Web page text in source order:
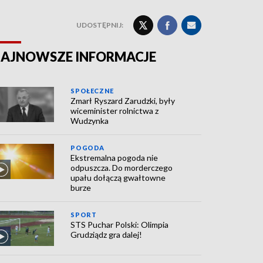
UDOSTĘPNIJ:
INFORMACJE
SPOŁECZNE
Zmarł Ryszard Zarudzki, były
wiceminister rolnictwa z
Wudzynka
POGODA
Ekstremalna pogoda nie
odpuszcza. Do morderczego
upału dołączą gwałtowne
burze
SPORT
STS Puchar Polski: Olimpia
Grudziądz gra dalej!